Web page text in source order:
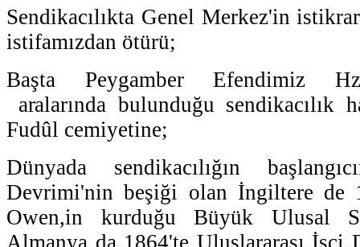
Sendikacılıkta Genel Merkez'in
istifamızdan ötürü;
Başta Peygamber Efendimiz
aralarında bulunduğu
Fudûl cemiyetine;
Dünyada sendikacılığın
Devrimi'nin beşiği olan İngiltere de
Owen,in kurduğu Büyük Ulusal
Almanya da 1864'te Uluslararası İşçi